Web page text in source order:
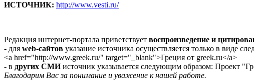
ИСТОЧНИК: http://www.vesti.ru/
Редакция интернет-портала приветствует воспроизведение и
- для web-сайтов указание источника осуществляется только в виде
<a href="http://www.greek.ru/" target="_blank">Греция от greek.ru</a>
- в других СМИисточник указывается следующим образом: Проект
Благодарим Вас за понимание и уважение к нашей работе.